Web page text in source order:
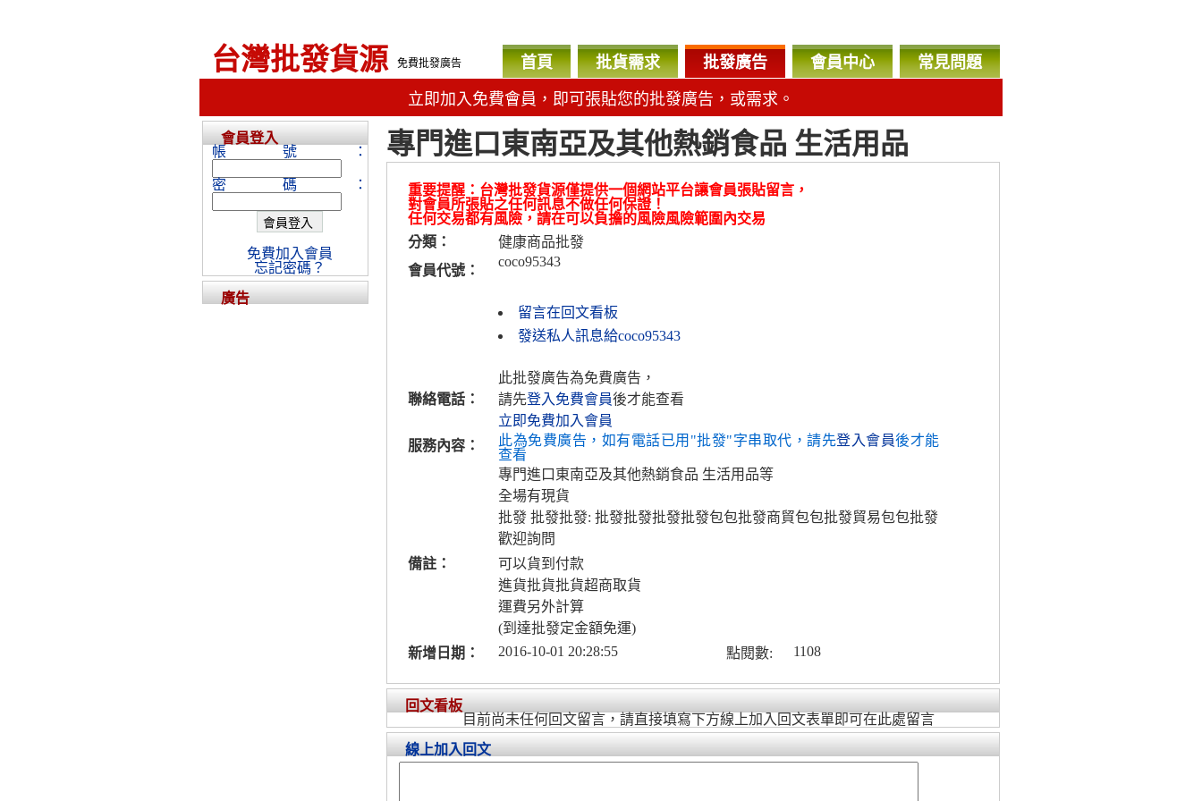
台灣批發貨源 免費批發廣告 首頁 批貨需求 批發廣告 會員中心 常見問題
立即加入免費會員，即可張貼您的批發廣告，或需求。
專門進口東南亞及其他熱銷食品 生活用品
重要提醒：台灣批發貨源僅提供一個網站平台讓會員張貼留言，
對會員所張貼之任何訊息不做任何保證！
任何交易都有風險，請在可以負擔的風險風險範圍內交易
分類：
健康商品批發
會員代號：
coco95343
留言在回文看板
發送私人訊息給coco95343
聯絡電話：
此批發廣告為免費廣告，
請先登入免費會員後才能查看
立即免費加入會員
服務內容：
此為免費廣告，如有電話已用"批發"字串取代，請先登入會員後才能
查看
專門進口東南亞及其他熱銷食品 生活用品等
全場有現貨
批發 批發批發: 批發批發批發批發包包批發商貿包包批發貿易包包批發
歡迎詢問
備註：
可以貨到付款
進貨批貨批貨超商取貨
運費另外計算
(到達批發定金額免運)
新增日期：
2016-10-01 20:28:55 點閱數: 1108
回文看板
目前尚未任何回文留言，請直接填寫下方線上加入回文表單即可在此處留言
線上加入回文
會員登入
帳號：
密碼：
免費加入會員
忘記密碼？
廣告